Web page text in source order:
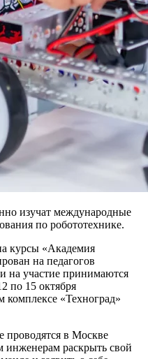
изучат международные
по робототехнике.
курсы «Академия
на педагогов
на участие принимаются
по 15 октября
комплексе «Техноград»
проводятся в Москве
раскрыть свой